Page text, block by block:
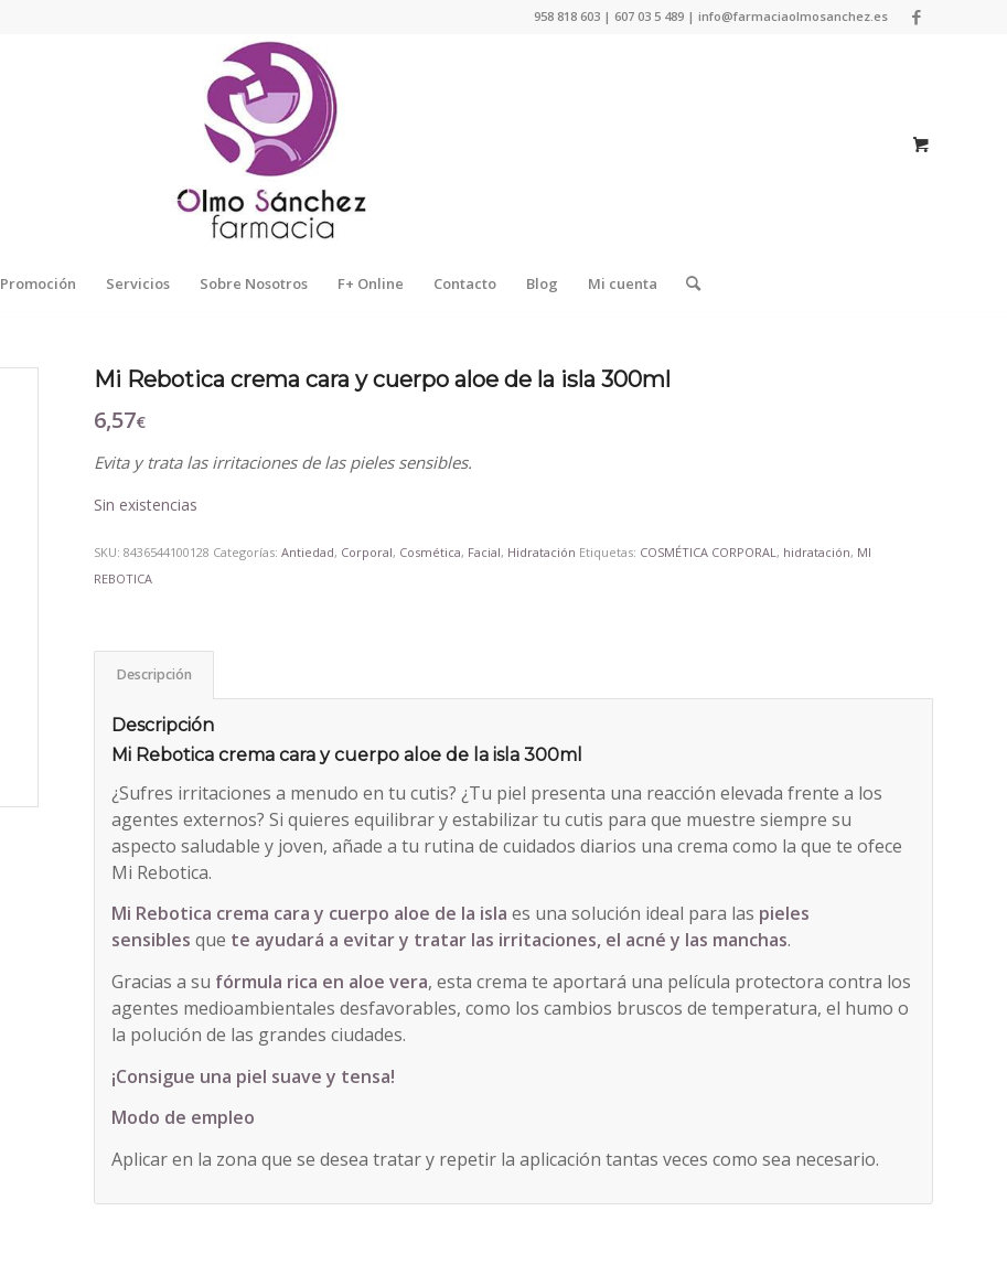
958 818 603 | 607 03 5 489 | info@farmaciaolmosanchez.es
Promoción Servicios Sobre Nosotros F+ Online Contacto Blog Mi cuenta
Mi Rebotica crema cara y cuerpo aloe de la isla 300ml
6,57€
Evita y trata las irritaciones de las pieles sensibles.
Sin existencias
SKU:8436544100128 Categorías:Antiedad, Corporal, Cosmética, Facial, Hidratación Etiquetas: COSMÉTICA CORPORAL, hidratación, MI
REBOTICA
Descripción
Descripción
Mi Rebotica crema cara y cuerpo aloe de la isla 300ml
¿Sufres irritaciones a menudo en tu cutis? ¿Tu piel presenta una reacción elevada frente a los
agentes externos? Si quieres equilibrar y estabilizar tu cutis para que muestre siempre su
aspecto saludable y joven, añade a tu rutina de cuidados diarios una crema como la que te ofece
Mi Rebotica.
Mi Rebotica crema cara y cuerpo aloe de la islaes una solución ideal para las pieles
sensiblesque te ayudará a evitar y tratar las irritaciones, el acné y las manchas.
Gracias a su fórmula rica en aloe vera, esta crema te aportará una película protectora contra los
agentes medioambientales desfavorables, como los cambios bruscos de temperatura, el humo o
la polución de las grandes ciudades.
¡Consigue una piel suave y tensa!
Modo de empleo
Aplicar en la zona que se desea tratar y repetir la aplicación tantas veces como sea necesario.